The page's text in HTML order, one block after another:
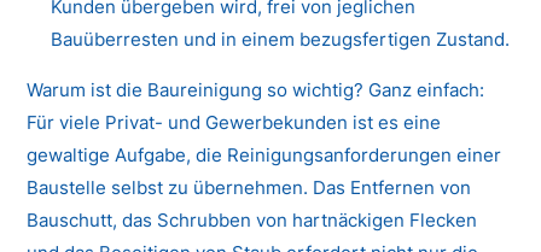
Kunden übergeben wird, frei von jeglichen
Bauüberresten und in einem bezugsfertigen Zustand.
Warum ist die Baureinigung so wichtig? Ganz einfach:
Für viele Privat- und Gewerbekunden ist es eine
gewaltige Aufgabe, die Reinigungsanforderungen einer
Baustelle selbst zu übernehmen. Das Entfernen von
Bauschutt, das Schrubben von hartnäckigen Flecken